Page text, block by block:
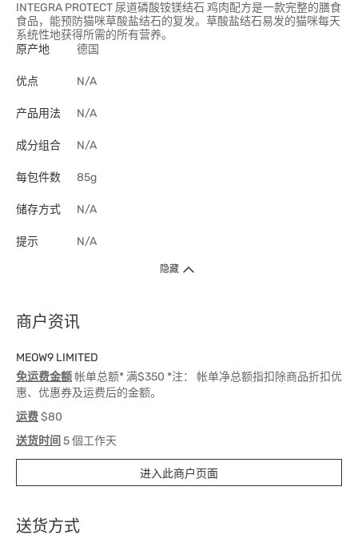
INTEGRA PROTECT 尿道磷酸铵镁结石 鸡肉配方是一款完整的膳食
食品，能预防猫咪草酸盐结石的复发。草酸盐结石易发的猫咪每天
系统性地获得所需的所有营养。
原产地
德国
优点 N/A
产品用法 N/A
成分组合 N/A
每包件数 85g
储存方式 N/A
提示 N/A
隐藏
商户资讯
MEOW9 LIMITED
免运费金额帐单总额* 满$350 *注： 帐单净总额指扣除商品折扣优
惠、优惠券及运费后的金额。
运费$80
送货时间 5 個工作天
进入此商户页面
送货方式